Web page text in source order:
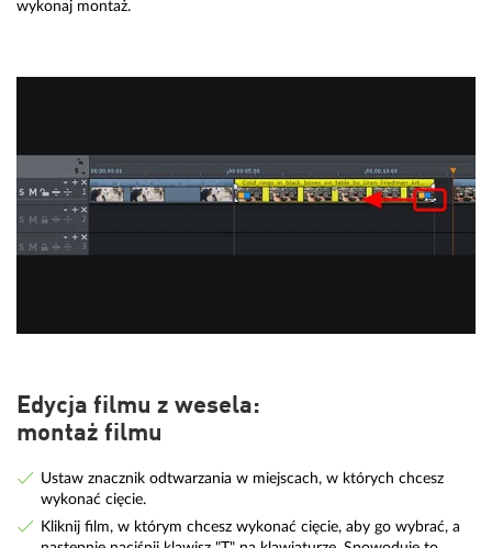
wykonaj montaż.
Edycja filmu z wesela:
montaż filmu
Ustaw znacznik odtwarzania w miejscach, w których chcesz
wykonać cięcie.
Kliknij film, w którym chcesz wykonać cięcie, aby go wybrać, a